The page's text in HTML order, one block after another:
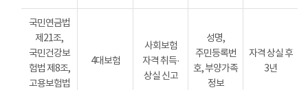
국민연금법
제21조,
국민건강보
험법 제8조,
고용보험법
4대보험
사회보험
자격 취득·
상실 신고
성명,
주민등록번
호, 부양가족
정보
자격 상실 후
3년